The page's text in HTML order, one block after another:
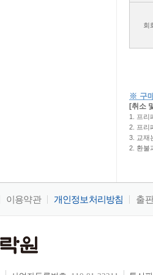
회
※ 구
[취소
1. 프리
2. 프리
3. 교재
2. 환불
이용약관 개인정보처리방침 출